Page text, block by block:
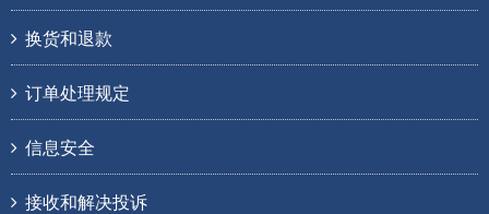
换货和退款
订单处理规定
信息安全
接收和解决投诉